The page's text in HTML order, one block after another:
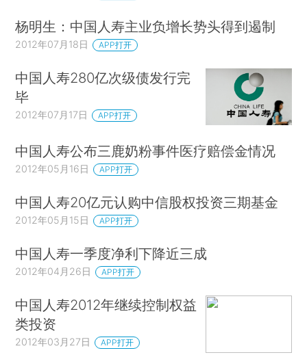
杨明生：中国人寿主业负增长势头得到遏制
2012年07月18日 APP打开
中国人寿280亿次级债发行完
毕
2012年07月17日 APP打开
中国人寿公布三鹿奶粉事件医疗赔偿金情况
2012年05月16日 APP打开
中国人寿20亿元认购中信股权投资三期基金
2012年05月15日 APP打开
中国人寿一季度净利下降近三成
2012年04月26日 APP打开
中国人寿2012年继续控制权益
类投资
2012年03月27日 APP打开